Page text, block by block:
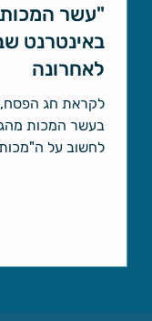
"עשר
באינטרנט
לאחרונה
לקראת חג הפסח,
בעשר המכות
לחשוב על